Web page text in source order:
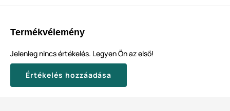
Termékvélemény
Jelenleg nincs értékelés. Legyen Ön az első!
Értékelés hozzáadása